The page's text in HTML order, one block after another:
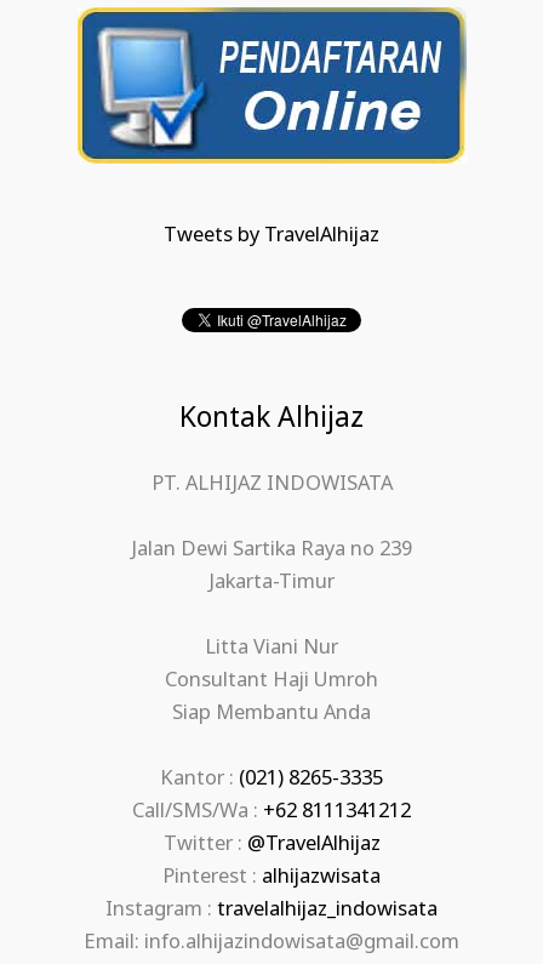
Tweets by TravelAlhijaz
Kontak Alhijaz
PT. ALHIJAZ INDOWISATA
Jalan Dewi Sartika Raya no 239
Jakarta-Timur
Litta Viani Nur
Consultant Haji Umroh
Siap Membantu Anda
Kantor : (021) 8265-3335
Call/SMS/Wa : +62 8111341212
Twitter : @TravelAlhijaz
Pinterest : alhijazwisata
Instagram : travelalhijaz_indowisata
Email: info.alhijazindowisata@gmail.com